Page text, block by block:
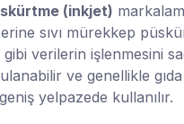
(inkjet)
sıvı mürekkep
verilerin işlenmesini
ve genellikle
yelpazede kullanılır.